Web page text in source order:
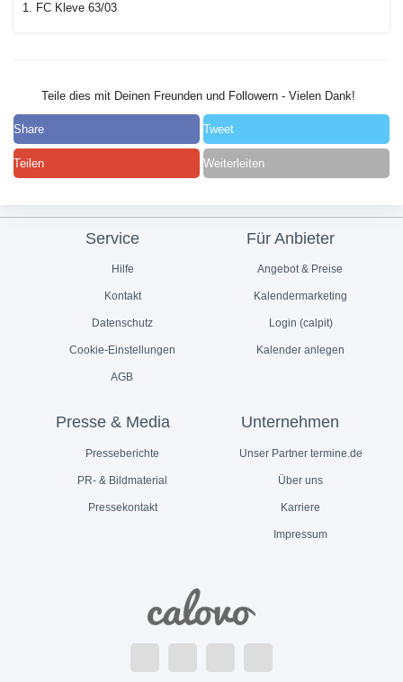
1. FC Kleve 63/03
Teile dies mit Deinen Freunden und Followern - Vielen Dank!
Share Tweet
Teilen Weiterleiten
Service
Hilfe
Kontakt
Datenschutz
Cookie-Einstellungen
AGB
Für Anbieter
Angebot & Preise
Kalendermarketing
Login (calpit)
Kalender anlegen
Presse & Media
Presseberichte
PR- & Bildmaterial
Pressekontakt
Unternehmen
Unser Partner termine.de
Über uns
Karriere
Impressum